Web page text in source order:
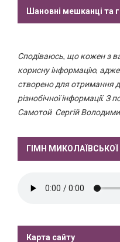
Шановні мешканці та
Сподіваюсь, що кожен з
корисну інформацію,
створено для отримання
різнобічної інформації. З
Самотой Сергій
ГІМН
Карта сайту